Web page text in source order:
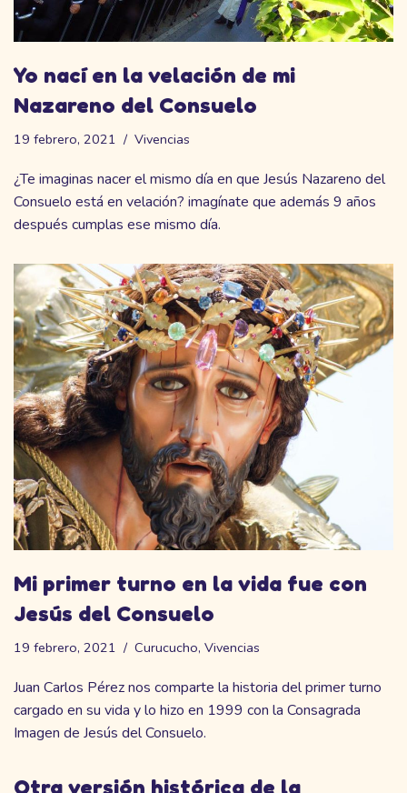
Yo nací en la velación de mi
Nazareno del Consuelo
19 febrero, 2021 Vivencias
¿Te imaginas nacer el mismo día en que Jesús Nazareno del
Consuelo está en velación? imagínate que además 9 años
después cumplas ese mismo día.
Mi primer turno en la vida fue con
Jesús del Consuelo
19 febrero, 2021 Curucucho, Vivencias
Juan Carlos Pérez nos comparte la historia del primer turno
cargado en su vida y lo hizo en 1999 con la Consagrada
Imagen de Jesús del Consuelo.
Otra versión histórica de la